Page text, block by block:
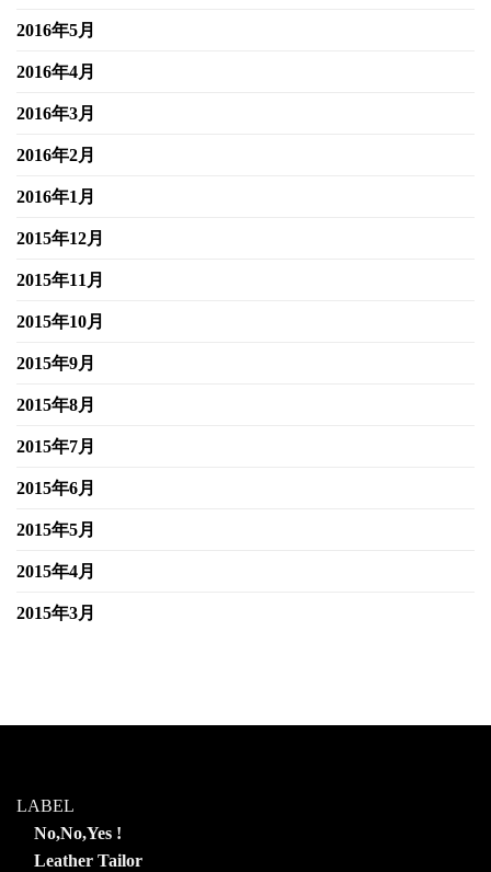
2016年5月
2016年4月
2016年3月
2016年2月
2016年1月
2015年12月
2015年11月
2015年10月
2015年9月
2015年8月
2015年7月
2015年6月
2015年5月
2015年4月
2015年3月
LABEL
No,No,Yes !
Leather Tailor